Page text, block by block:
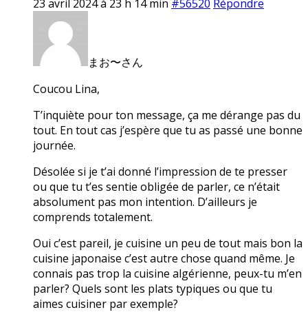
23 avril 2024 à 23 h 14 min #56520 Répondre
まお〜さん
Coucou Lina,
T’inquiète pour ton message, ça me dérange pas du
tout. En tout cas j’espère que tu as passé une bonne
journée.
Désolée si je t’ai donné l’impression de te presser
ou que tu t’es sentie obligée de parler, ce n’était
absolument pas mon intention. D’ailleurs je
comprends totalement.
Oui c’est pareil, je cuisine un peu de tout mais bon la
cuisine japonaise c’est autre chose quand même. Je
connais pas trop la cuisine algérienne, peux-tu m’en
parler? Quels sont les plats typiques ou que tu
aimes cuisiner par exemple?